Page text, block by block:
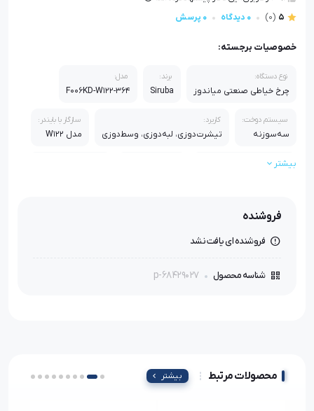
5
(0) 0 دیدگاه 0 پرسش
خصوصیات برجسته:
نوع دستگاه:
چرخ خیاطی صنعتی میاندوز
برند:
Siruba
مدل:
F006KD-W122-364
سیستم دوخت:
سه‌سوزنه
کاربرد:
تیشرت‌دوزی، لبه‌دوزی، وسط‌دوزی
سازگار با بایندر:
مدل W122
سیستم انتقال:
صنعتی و مقاوم
بیشتر
فروشنده
فروشنده ای یافت نشد
شناسه محصول p-68429027
محصولات مرتبط بیشتر